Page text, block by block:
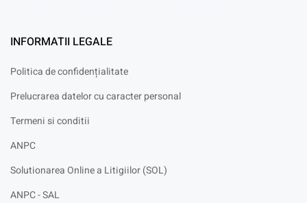
INFORMATII LEGALE
Politica de confidențialitate
Prelucrarea datelor cu caracter personal
Termeni si conditii
ANPC
Solutionarea Online a Litigiilor (SOL)
ANPC - SAL